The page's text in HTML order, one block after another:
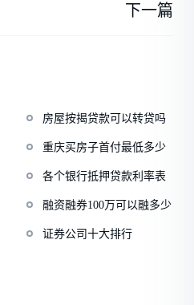
下一篇
房屋按揭贷款可以转贷吗
重庆买房子首付最低多少
各个银行抵押贷款利率表
融资融券100万可以融多少
证券公司十大排行